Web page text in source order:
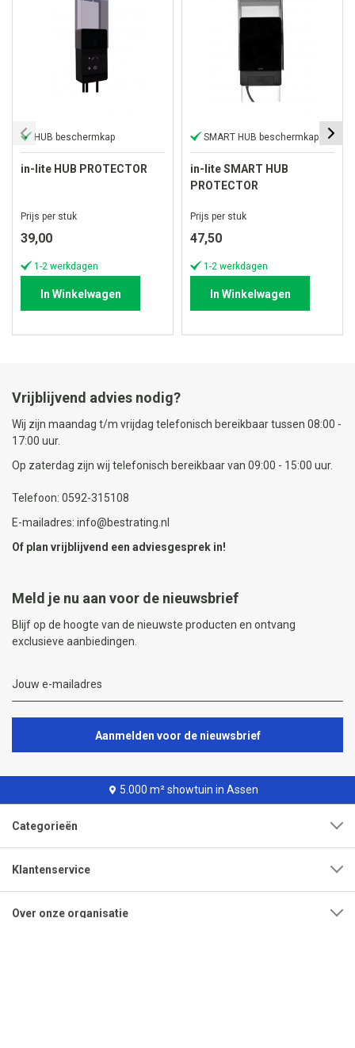
HUB beschermkap
in-lite HUB PROTECTOR
Prijs per stuk
39,00
1-2 werkdagen
In Winkelwagen
SMART HUB beschermkap
in-lite SMART HUB
PROTECTOR
Prijs per stuk
47,50
1-2 werkdagen
In Winkelwagen
Vrijblijvend advies nodig?
Wij zijn maandag t/m vrijdag telefonisch bereikbaar tussen 08:00 -
17:00 uur.
Op zaterdag zijn wij telefonisch bereikbaar van 09:00 - 15:00 uur.
Telefoon: 0592-315108
E-mailadres: info@bestrating.nl
Of plan vrijblijvend een adviesgesprek in!
Meld je nu aan voor de nieuwsbrief
Blijf op de hoogte van de nieuwste producten en ontvang
exclusieve aanbiedingen.
Aanmelden voor de nieuwsbrief
5.000 m² showtuin in Assen
Categorieën
Klantenservice
Over onze organisatie